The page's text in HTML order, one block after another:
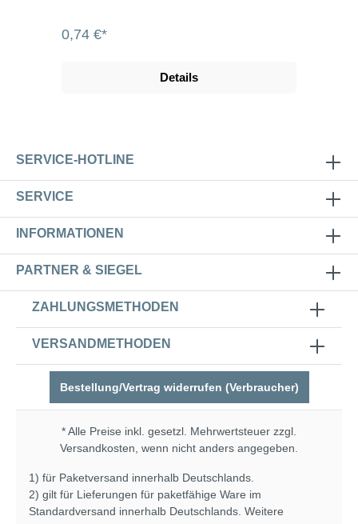
0,74 €*
Details
SERVICE-HOTLINE
SERVICE
INFORMATIONEN
PARTNER & SIEGEL
ZAHLUNGSMETHODEN
VERSANDMETHODEN
Bestellung/Vertrag widerrufen (Verbraucher)
* Alle Preise inkl. gesetzl. Mehrwertsteuer zzgl.
Versandkosten , wenn nicht anders angegeben.
1) für Paketversand innerhalb Deutschlands.
2) gilt für Lieferungen für paketfähige Ware im
Standardversand innerhalb Deutschlands. Weitere